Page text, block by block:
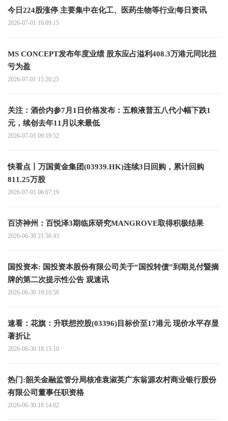
今日224股涨停 主要集中在化工、医药生物等行业|每日资讯
2026-07-01 16:09:15
MS CONCEPT发布年度业绩 股东应占溢利408.3万港元同比扭
亏为盈
2026-07-01 15:20:25
关注：酒价内参7月1日价格发布：五粮液普五八代小幅下跌1
元，续创去年11月以来最低
2026-07-01 09:19:52
快看点丨万国黄金集团(03939.HK)连续3日回购，累计回购
811.25万股
2026-07-01 06:07:19
百济神州：百悦泽3期临床研究MANGROVE取得积极结果
2026-06-30 21:58:43
国投资本: 国投资本股份有限公司关于“国投转债”到期兑付暨摘
牌的第二次提示性公告 观速讯
2026-06-30 19:10:58
速看：花旗：升联想控股(03396)目标价至17港元 现价水平存显
著折让
2026-06-30 18:15:10
热门:韶关金融监管分局核准袁淑英广东翁源农村商业银行股份
有限公司董事任职资格
2026-06-30 18:14:02